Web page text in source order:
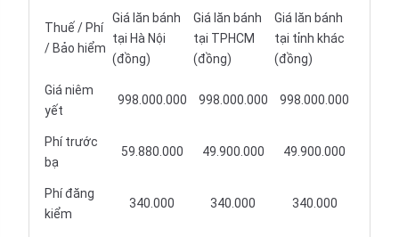
Thuế / Phí
/ Bảo hiểm
Giá lăn bánh
tại Hà Nội
(đồng)
Giá lăn bánh
tại TPHCM
(đồng)
Giá lăn bánh
tại tỉnh khác
(đồng)
Giá niêm
yết
998.000.000 998.000.000 998.000.000
Phí trước
bạ
59.880.000 49.900.000 49.900.000
Phí đăng
kiểm
340.000 340.000 340.000